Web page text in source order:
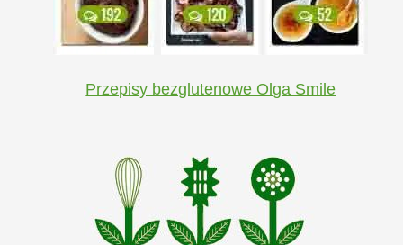
Przepisy bezglutenowe Olga Smile